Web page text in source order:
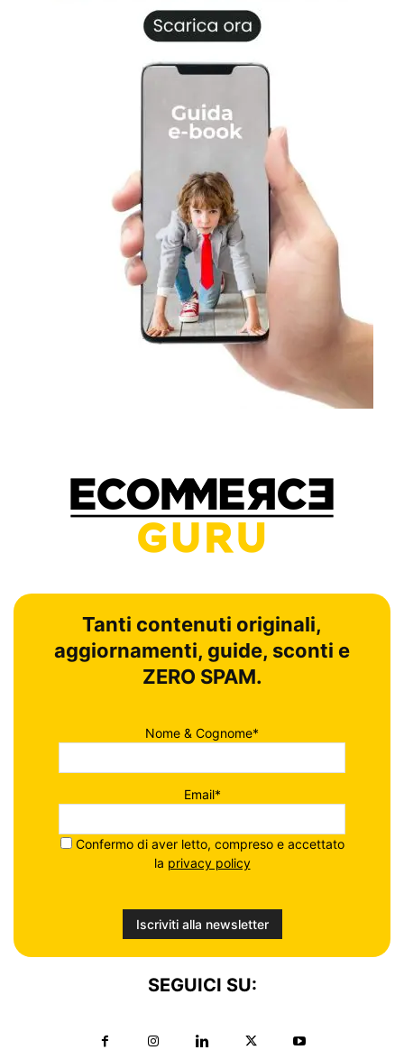
Tanti contenuti originali,
aggiornamenti, guide, sconti e
ZERO SPAM.
Nome & Cognome*
Email*
Confermo di aver letto, compreso e accettato
la privacy policy
SEGUICI SU: